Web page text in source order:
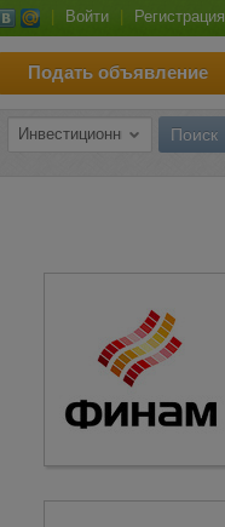
Войти Регистрация
Подать объявление